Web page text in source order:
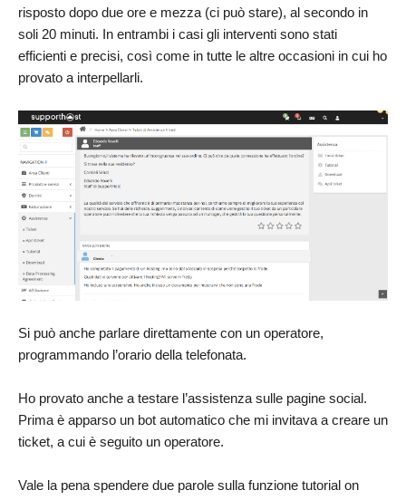
risposto dopo due ore e mezza (ci può stare), al secondo in
soli 20 minuti. In entrambi i casi gli interventi sono stati
efficienti e precisi, così come in tutte le altre occasioni in cui ho
provato a interpellarli.
Si può anche parlare direttamente con un operatore,
programmando l’orario della telefonata.
Ho provato anche a testare l’assistenza sulle pagine social.
Prima è apparso un bot automatico che mi invitava a creare un
ticket, a cui è seguito un operatore.
Vale la pena spendere due parole sulla funzione tutorial on